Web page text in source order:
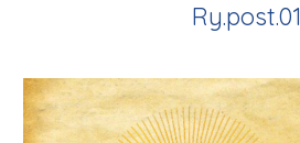
Ry.post.01